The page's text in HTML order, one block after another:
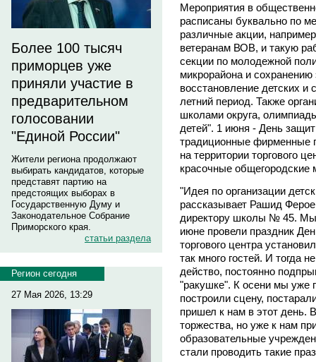
Более 100 тысяч
приморцев уже
приняли участие в
предварительном
голосовании
"Единой России"
Жители региона продолжают
выбирать кандидатов, которые
представят партию на
предстоящих выборах в
Государственную Думу и
Законодательное Собрание
Приморского края.
статьи раздела
Регион сегодня
27 Мая 2026, 13:29
Мероприятия в
расписаны буквально по
различные акции,
ветеранам ВОВ, и такую
секции по молодежной
микрорайона и сохранению
восстановление детских
летний период. Также
школами округа,
детей". 1 июня - День
традиционные фирменные
на территории торгового
красочные общегородские
"Идея по организации
рассказывает Рашид
директору школы № 45. Мы
июне провели праздник
торгового центра
так много гостей. И тогда
действо, постоянно
"ракушке". К осени мы уже
построили сцену,
пришел к нам в этот день.
торжества, но уже к нам
образовательные
стали проводить такие